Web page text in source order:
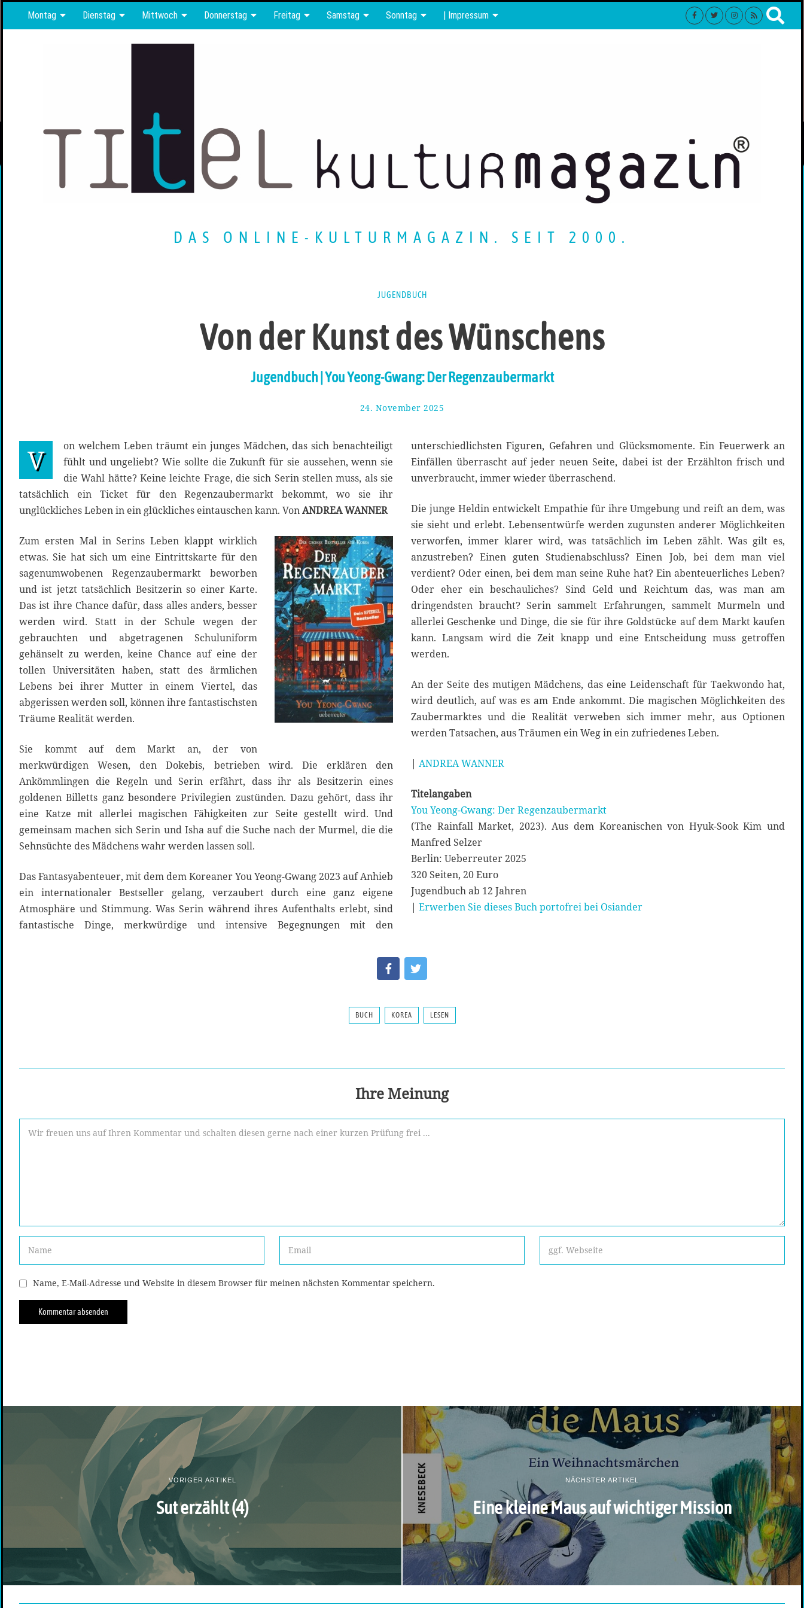
Montag Dienstag Mittwoch Donnerstag Freitag Samstag Sonntag | Impressum
DAS ONLINE-KULTURMAGAZIN. SEIT 2000.
JUGENDBUCH
Von der Kunst des Wünschens
Jugendbuch | You Yeong-Gwang: Der Regenzaubermarkt
24. November 2025
N
v
e
e
r
2
2
5
V
on welchem Leben träumt ein junges Mädchen, das sich benachteiligt
fühlt und ungeliebt? Wie sollte die Zukunft für sie aussehen, wenn sie
die Wahl hätte? Keine leichte Frage, die sich Serin stellen muss, als sie
tatsächlich ein Ticket für den Regenzaubermarkt bekommt, wo sie ihr
unglückliches Leben in ein glückliches eintauschen kann. VonANDREA WANNER
Zum ersten Mal in Serins Leben klappt wirklich
etwas. Sie hat sich um eine Eintrittskarte für den
sagenumwobenen Regenzaubermarkt beworben
und ist jetzt tatsächlich Besitzerin so einer Karte.
Das ist ihre Chance dafür, dass alles anders, besser
werden wird. Statt in der Schule wegen der
gebrauchten und abgetragenen Schuluniform
gehänselt zu werden, keine Chance auf eine der
tollen Universitäten haben, statt des ärmlichen
Lebens bei ihrer Mutter in einem Viertel, das
abgerissen werden soll, können ihre fantastischsten
Träume Realität werden.
Sie kommt auf dem Markt an, der von
merkwürdigen Wesen, den Dokebis, betrieben wird. Die erklären den
Ankömmlingen die Regeln und Serin erfährt, dass ihr als Besitzerin eines
goldenen Billetts ganz besondere Privilegien zustünden. Dazu gehört, dass ihr
eine Katze mit allerlei magischen Fähigkeiten zur Seite gestellt wird. Und
gemeinsam machen sich Serin und Isha auf die Suche nach der Murmel, die die
Sehnsüchte des Mädchens wahr werden lassen soll.
Das Fantasyabenteuer, mit dem dem Koreaner You Yeong-Gwang 2023 auf Anhieb
ein internationaler Bestseller gelang, verzaubert durch eine ganz eigene
Atmosphäre und Stimmung. Was Serin während ihres Aufenthalts erlebt, sind
fantastische Dinge, merkwürdige und intensive Begegnungen mit den
unterschiedlichsten Figuren, Gefahren und Glücksmomente. Ein Feuerwerk an
Einfällen überrascht auf jeder neuen Seite, dabei ist der Erzählton frisch und
unverbraucht, immer wieder überraschend.
Die junge Heldin entwickelt Empathie für ihre Umgebung und reift an dem, was
sie sieht und erlebt. Lebensentwürfe werden zugunsten anderer Möglichkeiten
verworfen, immer klarer wird, was tatsächlich im Leben zählt. Was gilt es,
anzustreben? Einen guten Studienabschluss? Einen Job, bei dem man viel
verdient? Oder einen, bei dem man seine Ruhe hat? Ein abenteuerliches Leben?
Oder eher ein beschauliches? Sind Geld und Reichtum das, was man am
dringendsten braucht? Serin sammelt Erfahrungen, sammelt Murmeln und
allerlei Geschenke und Dinge, die sie für ihre Goldstücke auf dem Markt kaufen
kann. Langsam wird die Zeit knapp und eine Entscheidung muss getroffen
werden.
An der Seite des mutigen Mädchens, das eine Leidenschaft für Taekwondo hat,
wird deutlich, auf was es am Ende ankommt. Die magischen Möglichkeiten des
Zaubermarktes und die Realität verweben sich immer mehr, aus Optionen
werden Tatsachen, aus Träumen ein Weg in ein zufriedenes Leben.
| ANDREA WANNER
Titelangaben
You Yeong-Gwang: Der Regenzaubermarkt
(The Rainfall Market, 2023). Aus dem Koreanischen von Hyuk-Sook Kim und
Manfred Selzer
Berlin: Ueberreuter 2025
320 Seiten, 20 Euro
Jugendbuch ab 12 Jahren
| Erwerben Sie dieses Buch portofrei bei Osiander
BUCH KOREA LESEN
Ihre Meinung
Name, E-Mail-Adresse und Website in diesem Browser für meinen nächsten Kommentar speichern.
VORIGER ARTIKEL
Sut erzählt (4)
NÄCHSTER ARTIKEL
Eine kleine Maus auf wichtiger Mission